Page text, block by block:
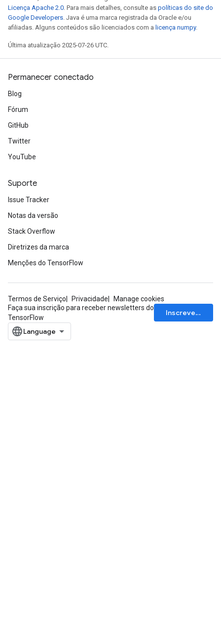
Licença Apache 2.0. Para mais detalhes, consulte as políticas do site do
Google Developers. Java é uma marca registrada da Oracle e/ou
afiliadas. Alguns conteúdos são licenciados com a licença numpy.
Última atualização 2025-07-26 UTC.
Permanecer conectado
Blog
Fórum
GitHub
Twitter
YouTube
Suporte
Issue Tracker
Notas da versão
Stack Overflow
Diretrizes da marca
Menções do TensorFlow
Termos de Serviço Privacidade
Manage cookies
Faça sua inscrição para receber newsletters do
TensorFlow
Inscrever-se